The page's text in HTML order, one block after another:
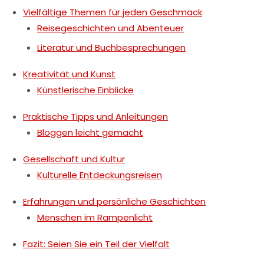
Vielfältige Themen für jeden Geschmack
Reisegeschichten und Abenteuer
Literatur und Buchbesprechungen
Kreativität und Kunst
Künstlerische Einblicke
Praktische Tipps und Anleitungen
Bloggen leicht gemacht
Gesellschaft und Kultur
Kulturelle Entdeckungsreisen
Erfahrungen und persönliche Geschichten
Menschen im Rampenlicht
Fazit: Seien Sie ein Teil der Vielfalt